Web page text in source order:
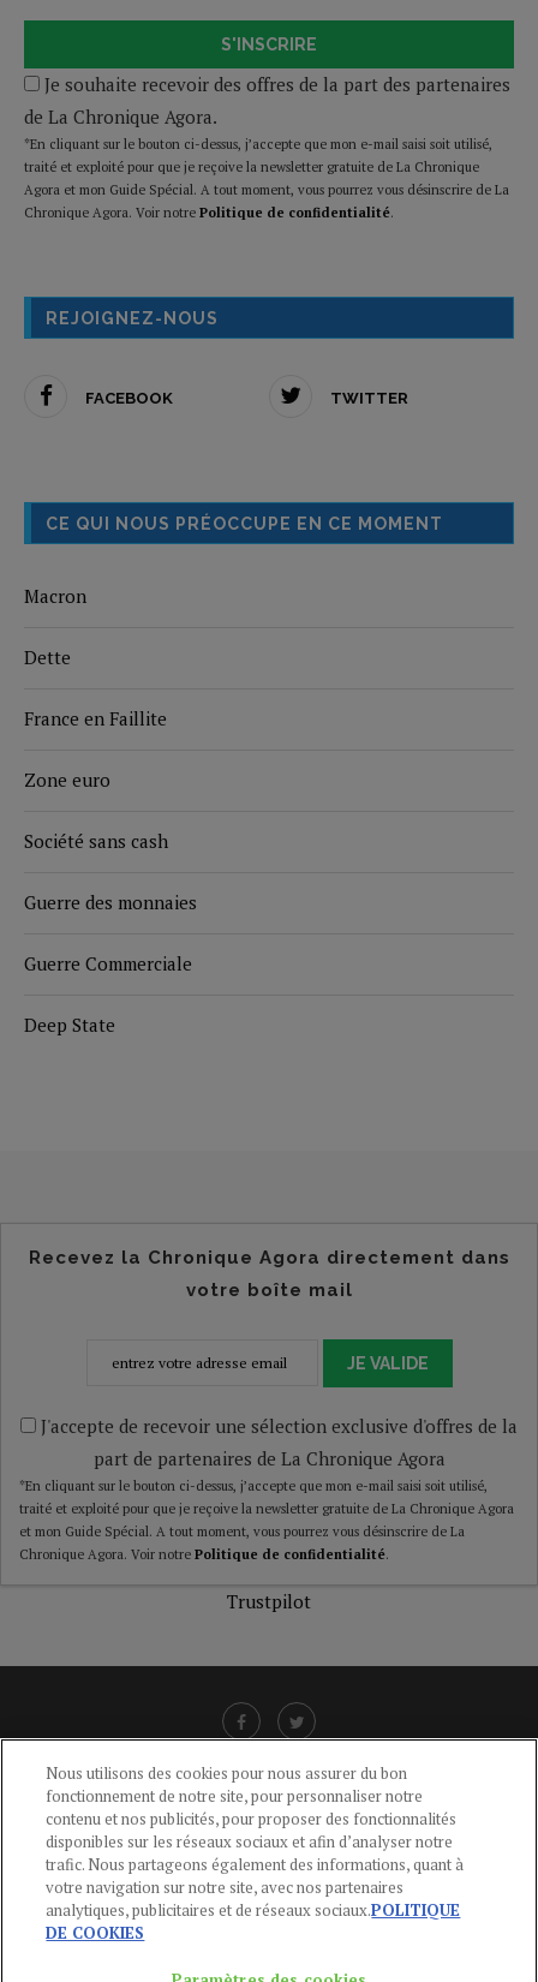
S'INSCRIRE
Je souhaite recevoir des offres de la part des partenaires
de La Chronique Agora.
*En cliquant sur le bouton ci-dessus, j’accepte que mon e-mail saisi soit utilisé,
traité et exploité pour que je reçoive la newsletter gratuite de La Chronique
Agora et mon Guide Spécial. A tout moment, vous pourrez vous désinscrire de La
Chronique Agora. Voir notre Politique de confidentialité.
REJOIGNEZ-NOUS
FACEBOOK TWITTER
CE QUI NOUS PRÉOCCUPE EN CE MOMENT
Macron
Dette
France en Faillite
Zone euro
Société sans cash
Guerre des monnaies
Guerre Commerciale
Deep State
Recevez la Chronique Agora directement dans
votre boîte mail
JE VALIDE
J'accepte de recevoir une sélection exclusive d'offres de la
part de partenaires de La Chronique Agora
*En cliquant sur le bouton ci-dessus, j’accepte que mon e-mail saisi soit utilisé,
traité et exploité pour que je reçoive la newsletter gratuite de La Chronique Agora
et mon Guide Spécial. A tout moment, vous pourrez vous désinscrire de La
Chronique Agora. Voir notre Politique de confidentialité.
Trustpilot
CGU-POLITIQUE DE CONFIDENTIALITÉ -POLITIQUE DES COOKIES
MENTIONS LÉGALES -AIDE
CONTACT
01 44 59 91 11
Nous utilisons des cookies pour nous assurer du bon
fonctionnement de notre site, pour personnaliser notre
contenu et nos publicités, pour proposer des fonctionnalités
disponibles sur les réseaux sociaux et afin d’analyser notre
trafic. Nous partageons également des informations, quant à
votre navigation sur notre site, avec nos partenaires
analytiques, publicitaires et de réseaux sociaux.POLITIQUE
DE COOKIES